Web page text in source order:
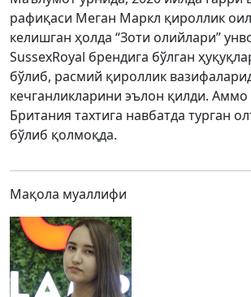
рафиқаси Меган Маркл қироллик
келишган ҳолда “Зоти олийлари”
SussexRoyal брендига бўлган
бўлиб, расмий қироллик
кечганликларини эълон қилди.
Британия тахтига навбатда турган
бўлиб қолмоқда.
Мақола муаллифи